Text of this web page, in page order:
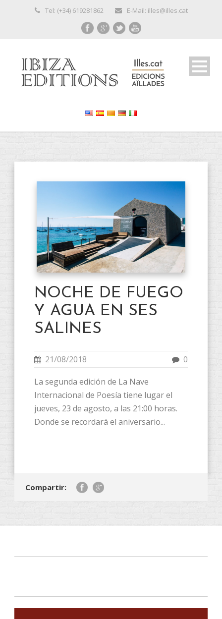
Tel: (+34) 619281862 E-Mail: illes@illes.cat
NOCHE DE FUEGO
Y AGUA EN SES
SALINES
21/08/2018 0
La segunda edición de La Nave
Internacional de Poesía tiene lugar el
jueves, 23 de agosto, a las 21:00 horas.
Donde se recordará el aniversario...
Compartir: